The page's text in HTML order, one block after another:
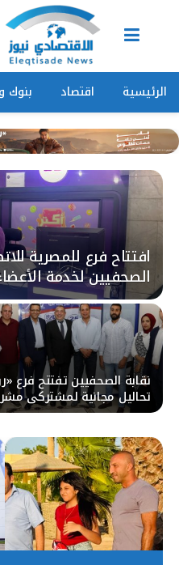
الرئيسية اقتصاد بنوك
افتتاح فرع للمصرية
الصحفيين لخدمة
نقابة الصحفيين تفتتح فرع
تحاليل مجانية لمشتركي